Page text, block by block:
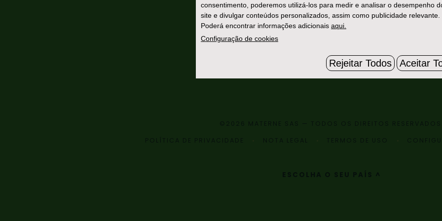
consentimento, poderemos utilizá-los para medir e analisar o desempenho
site e divulgar conteúdos personalizados, assim como publicidade relevante.
Poderá encontrar informações adicionais aqui.
Configuração de cookies
Rejeitar Todos Aceitar